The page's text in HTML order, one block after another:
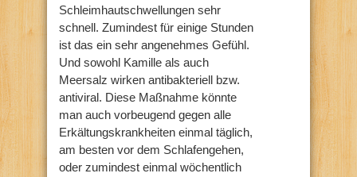
Schleimhautschwellungen sehr
schnell. Zumindest für einige Stunden
ist das ein sehr angenehmes Gefühl.
Und sowohl Kamille als auch
Meersalz wirken antibakteriell bzw.
antiviral. Diese Maßnahme könnte
man auch vorbeugend gegen alle
Erkältungskrankheiten einmal täglich,
am besten vor dem Schlafengehen,
oder zumindest einmal wöchentlich